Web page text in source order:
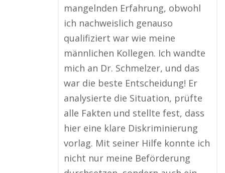
mangelnden Erfahrung, obwohl
ich nachweislich genauso
qualifiziert war wie meine
männlichen Kollegen. Ich wandte
mich an Dr. Schmelzer, und das
war die beste Entscheidung! Er
analysierte die Situation, prüfte
alle Fakten und stellte fest, dass
hier eine klare Diskriminierung
vorlag. Mit seiner Hilfe konnte ich
nicht nur meine Beförderung